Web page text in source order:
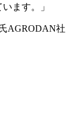
ます。」
AGRODAN社